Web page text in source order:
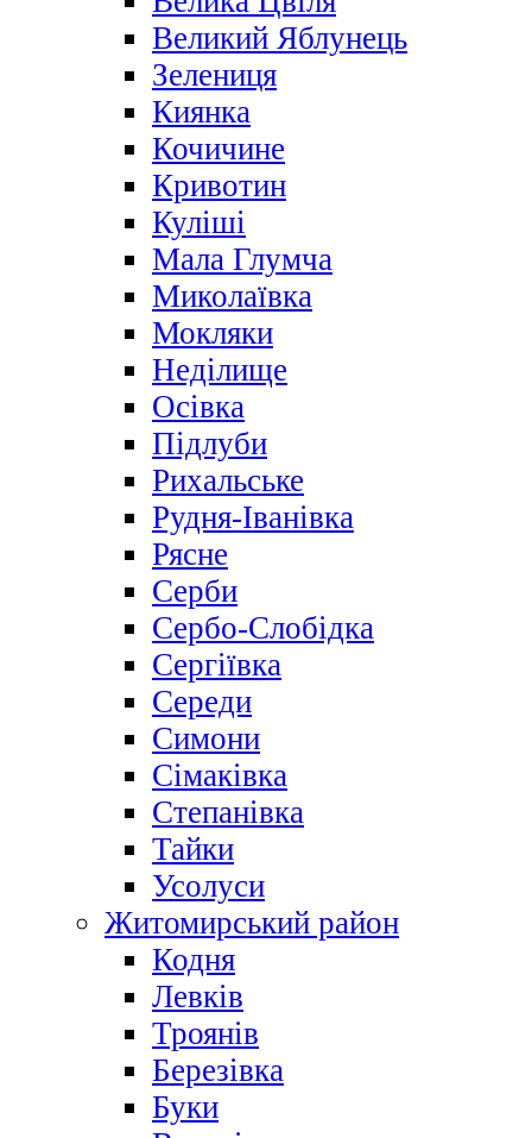
Великий Яблунець
Зелениця
Киянка
Кочичине
Кривотин
Куліші
Мала Глумча
Миколаївка
Мокляки
Неділище
Осівка
Підлуби
Рихальське
Рудня-Іванівка
Рясне
Серби
Сербо-Слобідка
Сергіївка
Середи
Симони
Сімаківка
Степанівка
Тайки
Усолуси
Житомирський район
Кодня
Левків
Троянів
Березівка
Буки